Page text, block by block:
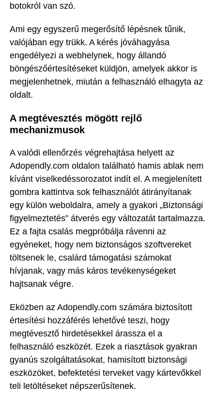
botokról van szó.
Ami egy egyszerű megerősítő lépésnek tűnik,
valójában egy trükk. A kérés jóváhagyása
engedélyezi a webhelynek, hogy állandó
böngészőértesítéseket küldjön, amelyek akkor is
megjelenhetnek, miután a felhasználó elhagyta az
oldalt.
A megtévesztés mögött rejlő
mechanizmusok
A valódi ellenőrzés végrehajtása helyett az
Adopendly.com oldalon található hamis ablak nem
kívánt viselkedéssorozatot indít el. A megjelenített
gombra kattintva sok felhasználót átirányítanak
egy külön weboldalra, amely a gyakori „Biztonsági
figyelmeztetés” átverés egy változatát tartalmazza.
Ez a fajta csalás megpróbálja rávenni az
egyéneket, hogy nem biztonságos szoftvereket
töltsenek le, csalárd támogatási számokat
hívjanak, vagy más káros tevékenységeket
hajtsanak végre.
Eközben az Adopendly.com számára biztosított
értesítési hozzáférés lehetővé teszi, hogy
megtévesztő hirdetésekkel árassza el a
felhasználó eszközét. Ezek a riasztások gyakran
gyanús szolgáltatásokat, hamisított biztonsági
eszközöket, befektetési terveket vagy kártevőkkel
teli letöltéseket népszerűsítenek.